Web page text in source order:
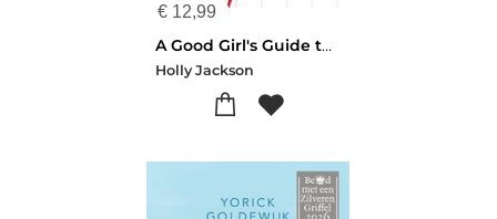
€ 12,99
A Good Girl's Guide to Murder
Holly Jackson